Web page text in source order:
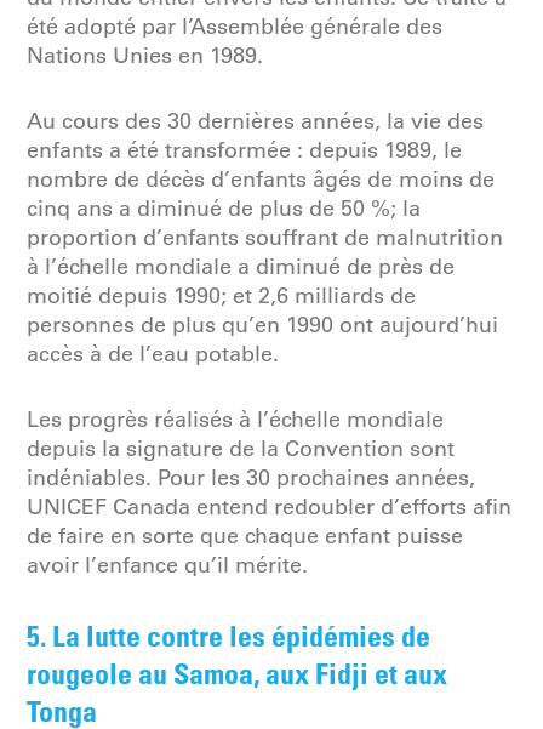
été adopté par l’Assemblée générale des
Nations Unies en 1989.
Au cours des 30 dernières années, la vie des
enfants a été transformée : depuis 1989, le
nombre de décès d’enfants âgés de moins de
cinq ans a diminué de plus de 50 %; la
proportion d’enfants souffrant de malnutrition
à l’échelle mondiale a diminué de près de
moitié depuis 1990; et 2,6 milliards de
personnes de plus qu’en 1990 ont aujourd’hui
accès à de l’eau potable.
Les progrès réalisés à l’échelle mondiale
depuis la signature de la Convention sont
indéniables. Pour les 30 prochaines années,
UNICEF Canada entend redoubler d’efforts afin
de faire en sorte que chaque enfant puisse
avoir l’enfance qu’il mérite.
5. La lutte contre les épidémies de
rougeole au Samoa, aux Fidji et aux
Tonga